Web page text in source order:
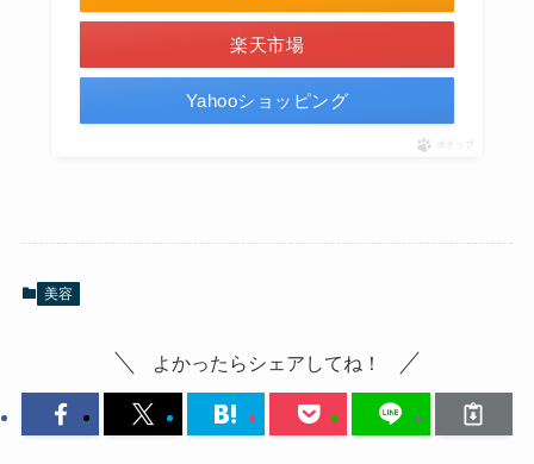
楽天市場
Yahooショッピング
ポチップ
美容
よかったらシェアしてね！